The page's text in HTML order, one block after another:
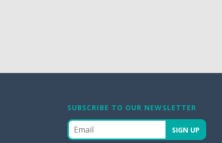
SUBSCRIBE TO OUR NEWSLETTER